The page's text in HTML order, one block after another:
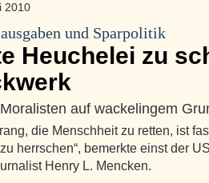
2010
und Sparpolitik
Heuchelei zu
auf wackelingem
die Menschheit zu retten, ist
herrschen“, bemerkte einst der
Henry L. Mencken.